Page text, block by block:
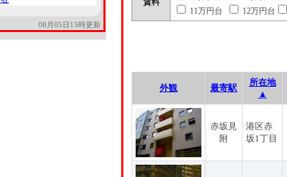
08月05日15時更新
賃料
11万円台
12万円台
外観 最寄駅
所在地
▲
赤坂見
附
港区赤
坂1丁目